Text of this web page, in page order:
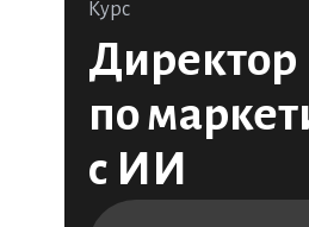
Курс
Директор
по
с ИИ